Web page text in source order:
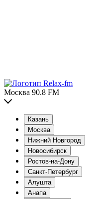
Москва 90.8 FM
Казань
Москва
Нижний Новгород
Новосибирск
Ростов-на-Дону
Санкт-Петербург
Алушта
Анапа